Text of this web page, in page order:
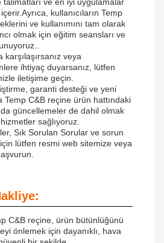
ve en iyi uygulamalar
kullanıcıların Temp
ve kullanımını tam olarak
olmak için eğitim seansları ve
veya
ihtiyaç duyarsanız, lütfen
iletişime geçin.
garanti desteği ve yeni
Temp C&B reçine ürün hattındaki
güncellemeler de dahil olmak
sağlıyoruz.
Sık Sorulan Sorular ve sorun
lütfen resmi web sitemize veya
C&B reçine, ürün bütünlüğünü
önlemek için dayanıklı, hava